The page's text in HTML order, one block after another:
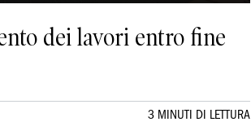
dei lavori entro fine
3 MINUTI DI LETTURA